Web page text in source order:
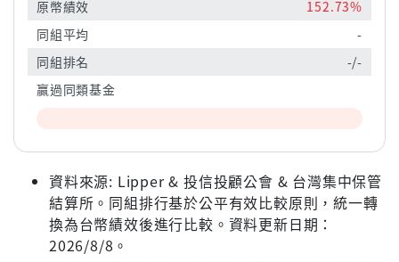
原幣績效
152.73%
同組平均
-
同組排名
-/-
贏過同類基金
資料來源: Lipper & 投信投顧公會 & 台灣集中保管
結算所。同組排行基於公平有效比較原則，統一轉
換為台幣績效後進行比較。資料更新日期：
2026/8/8。